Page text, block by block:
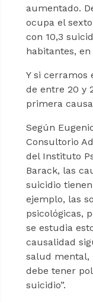
aumentado.
ocupa el
con 10,3
habitantes,
Y si cerramos
de entre 20 y
primera
Según
Consultorio
del Instituto
Barack, las
suicidio
ejemplo, las
psicológicas,
se estudia
causalidad
salud mental,
debe tener
suicidio”.